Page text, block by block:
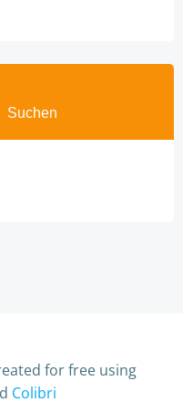
Suchen
for free using
Colibri